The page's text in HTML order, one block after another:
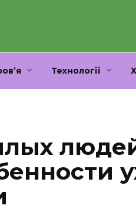
Технології